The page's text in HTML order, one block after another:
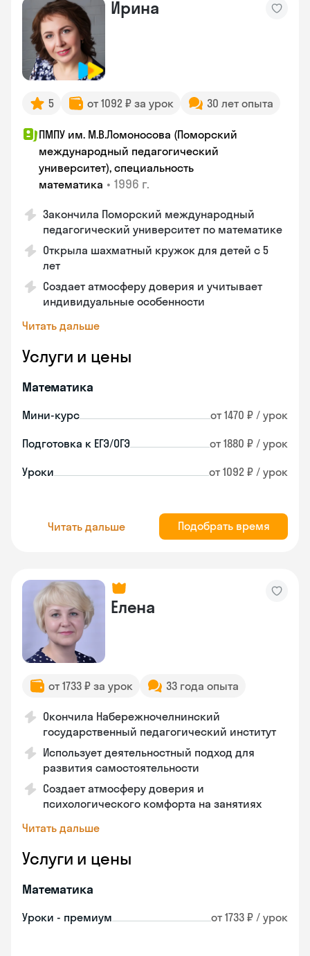
Ирина
5 от 1092 ₽ за урок 30 лет опыта
ПМПУ им. М.В.Ломоносова (Поморский
международный педагогический
университет), специальность
математика • 1996 г.
Закончила Поморский международный
педагогический университет по математике
Открыла шахматный кружок для детей с 5
лет
Создает атмосферу доверия и учитывает
индивидуальные особенности
Читать дальше
Услуги и цены
Математика
Мини-курс от 1470 ₽ / урок
Подготовка к ЕГЭ/ОГЭ от 1880 ₽ / урок
Уроки от 1092 ₽ / урок
Читать дальше Подобрать время
Елена
от 1733 ₽ за урок 33 года опыта
Окончила Набережночелнинский
государственный педагогический институт
Использует деятельностный подход для
развития самостоятельности
Создает атмосферу доверия и
психологического комфорта на занятиях
Читать дальше
Услуги и цены
Математика
Уроки - премиум от 1733 ₽ / урок